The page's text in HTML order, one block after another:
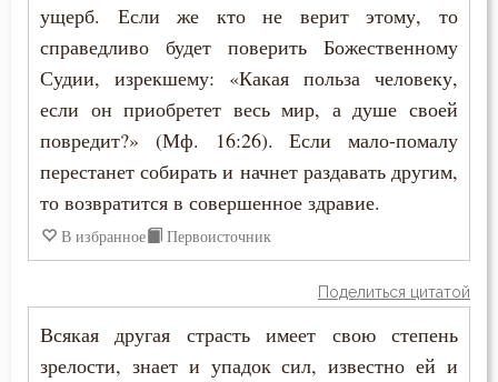
Состояние души после смерти
Сострадание
Спасение
Спаситель
Справедливость
ущерб. Если же кто не верит этому, то
справедливо будет поверить Божественному
Судии, изрекшему: «Какая польза человеку,
если он приобретет весь мир, а душе своей
повредит?» (Мф. 16:26). Если мало-помалу
перестанет собирать и начнет раздавать другим,
то возвратится в совершенное здравие.
В избранное Первоисточник
Поделиться цитатой
Всякая другая страсть имеет свою степень
зрелости, знает и упадок сил, известно ей и